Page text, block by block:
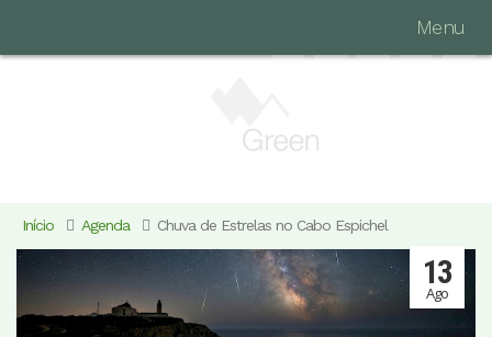
Menu
Início Agenda Chuva de Estrelas no Cabo Espichel
13
Ago